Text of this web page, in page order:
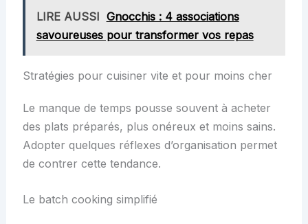
LIRE AUSSI Gnocchis : 4 associations
savoureuses pour transformer vos repas
Stratégies pour cuisiner vite et pour moins cher
Le manque de temps pousse souvent à acheter
des plats préparés, plus onéreux et moins sains.
Adopter quelques réflexes d’organisation permet
de contrer cette tendance.
Le batch cooking simplifié